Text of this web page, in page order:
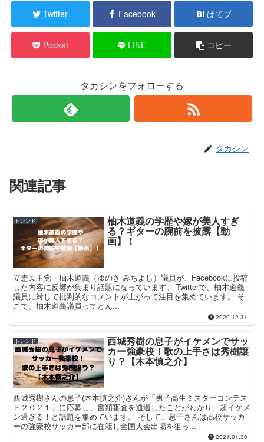
Twitter Facebook はてブ
Pocket LINE コピー
タカシンをフォローする
タカシン
関連記事
トレンド 柚木道義の学歴や嫁が美人すぎ
る？ギターの腕前を披露【動
画】！
立憲民主党・柚木道義（ゆのき みちよし）議員が、Facebookに投稿
した内容に反響が集まり話題になっています。 Twitterで、柚木道義
議員に対して批判的なコメントが上がって注目を集めています。 そ
こで、柚木道義議員ってどん...
2020.12.31
トレンド 西城秀樹の息子がイケメンでサッ
カー強豪校！歌の上手さは秀樹譲
り？【木本慎之介】
西城秀樹さんの息子(木本慎之介)さんが「男子高生ミスターコンテス
ト２０２１」に応募し、書類審査を通過したことがわかり、超イケメ
ン過ぎる！と話題を集めています。 そして、息子さんは高校サッカ
ーの強豪校サッカー部に在籍し全国大会出場を狙っ...
2021.01.30